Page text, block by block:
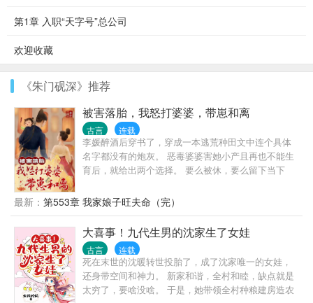
第1章 入职“天字号”总公司
欢迎收藏
《朱门砚深》推荐
被害落胎，我怒打婆婆，带崽和离
古言 连载
李媛醉酒后穿书了，穿成一本逃荒种田文中连个具体
名字都没有的炮灰。 恶毒婆婆害她小产且再也不能生
育后，就给出两个选择。 要么被休，要么留下当下
休。另外钱财我要，孩子我也要！ 谢砚之是个才华横
溢的书生，自打十岁中秀才后就开始走霉运。 第一次
要秋闱前一个月，他爹突然得了疾病没了。 第二次秋
闱，贡院内突然刮起一阵妖风，墨水直接被掀翻在卷
上。 第三次秋闱，他考到一半，突然闹起了肚子，卷
子被盖上了屎戳子。 打那之后，霉运越发变本加厉。
走路摔倒，喝水被呛，银钱被偷更是家常便饭。 活到
二十五，还是单身老大难一个。 然而当两人相遇后…
最新： 第553章 我家娘子旺夫命（完）
大喜事！九代生男的沈家生了女娃
古言 连载
死在末世的沈暖转世投胎了，成了沈家唯一的女娃，
还身带空间和神力。 新家和谐，全村和睦，缺点就是
太穷了，要啥没啥。 于是，她带领全村种粮建房造农